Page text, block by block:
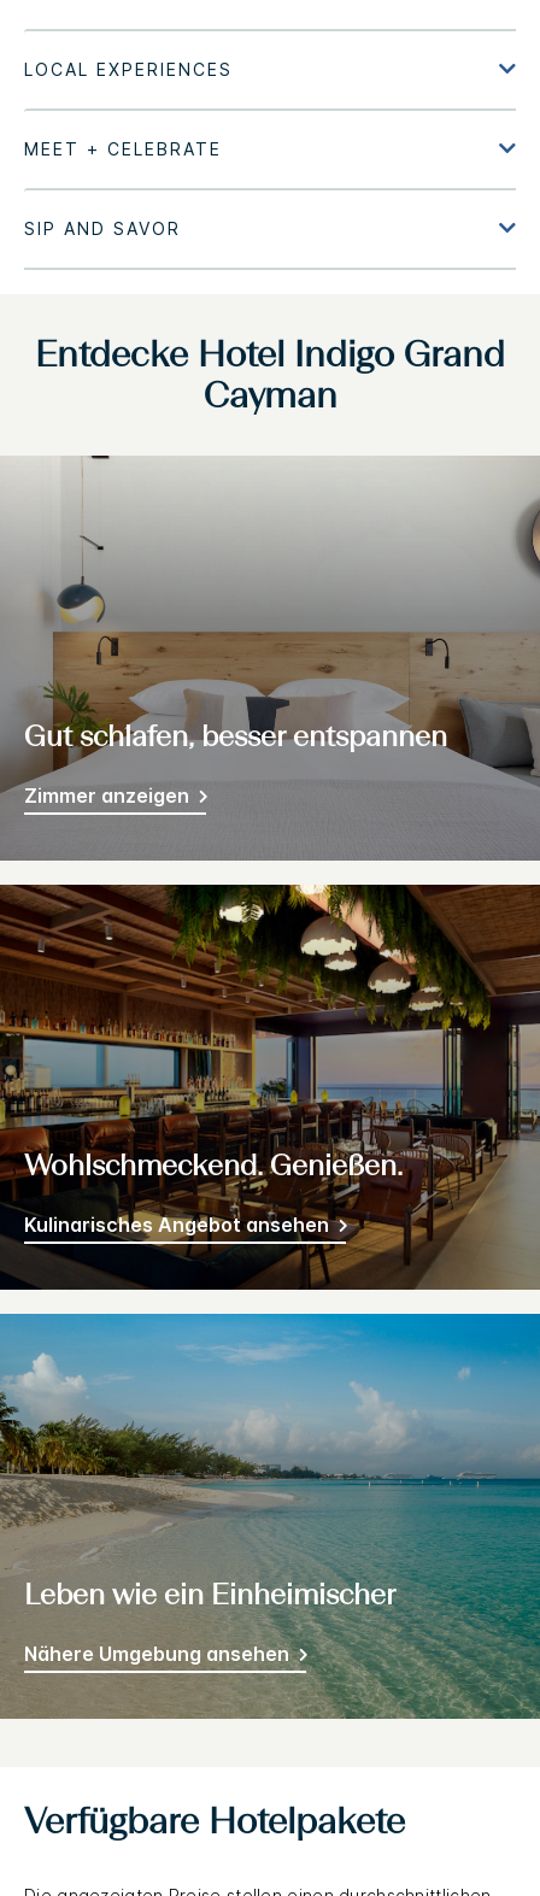
Entdecke Hotel Indigo Grand
Cayman
Gut schlafen, besser entspannen
Zimmer anzeigen
Wohlschmeckend. Genießen.
Kulinarisches Angebot ansehen
Leben wie ein Einheimischer
Nähere Umgebung ansehen
Verfügbare Hotelpakete